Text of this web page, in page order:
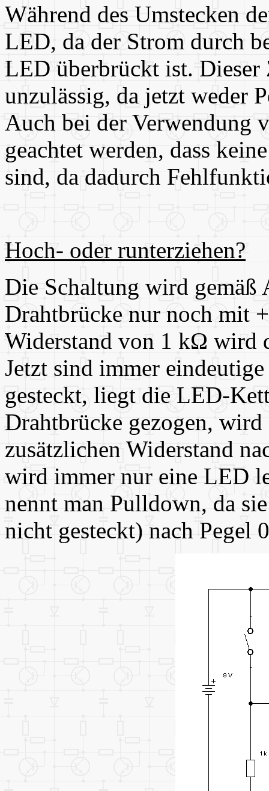
Während des Umstecken
LED, da der Strom durch
LED überbrückt ist.
unzulässig, da jetzt weder
Auch bei der Verwendung
geachtet werden, dass
sind, da dadurch
Hoch- oder runterziehen?
Die Schaltung wird gemäß
Drahtbrücke nur noch mit
Widerstand von 1 kΩ wird
Jetzt sind immer
gesteckt, liegt die LED-
Drahtbrücke gezogen,
zusätzlichen Widerstand
wird immer nur eine LED
nennt man Pulldown, da
nicht gesteckt) nach Pegel